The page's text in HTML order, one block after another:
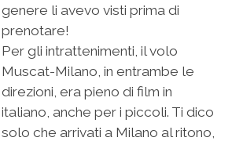
genere li avevo visti prima di
prenotare!
Per gli intrattenimenti, il volo
Muscat-Milano, in entrambe le
direzioni, era pieno di film in
italiano, anche per i piccoli. Ti dico
solo che arrivati a Milano al ritono,